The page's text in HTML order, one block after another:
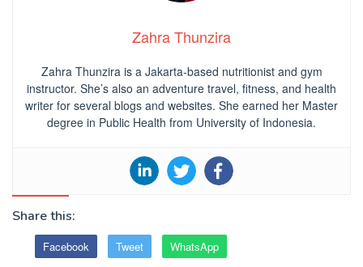
Zahra Thunzira
Zahra Thunzira is a Jakarta-based nutritionist and gym
instructor. She’s also an adventure travel, fitness, and health
writer for several blogs and websites. She earned her Master
degree in Public Health from University of Indonesia.
Share this:
Facebook Tweet WhatsApp